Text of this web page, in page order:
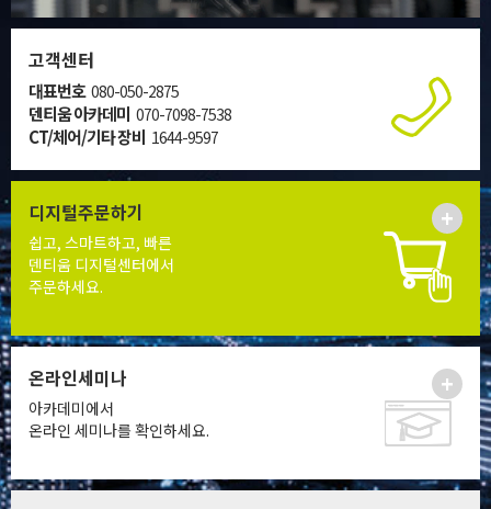
고객센터
대표번호 080-050-2875
덴티움 아카데미 070-7098-7538
CT/체어/기타 장비 1644-9597
디지털주문하기 +
쉽고, 스마트하고, 빠른
덴티움 디지털센터에서
주문하세요.
온라인세미나 +
아카데미에서
온라인 세미나를 확인하세요.